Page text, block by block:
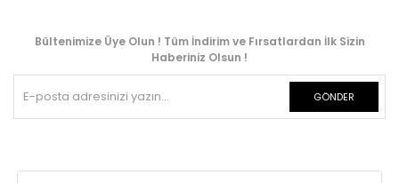
Bültenimize Üye Olun ! Tüm İndirim ve Fırsatlardan İlk Sizin
Haberiniz Olsun !
GÖNDER